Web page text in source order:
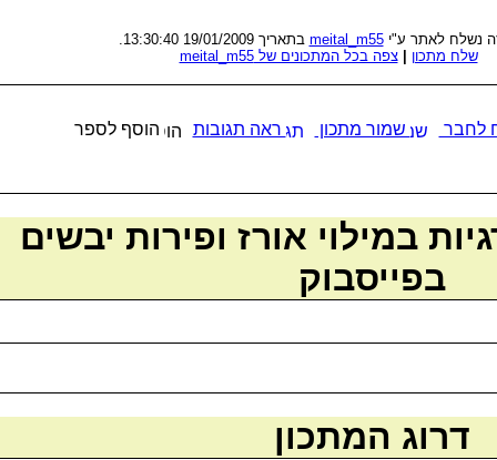
נשלח לאתר ע"יmeital_m55 בתאריך 19/01/2009 13:30:40.
שלח מתכון
צפה בכל המתכונים של meital_m55
לחבר שמור מתכון ראה תגובות הוסף לספר
במילוי אורז ופירות יבשים
בפייסבוק
דרוג המתכון